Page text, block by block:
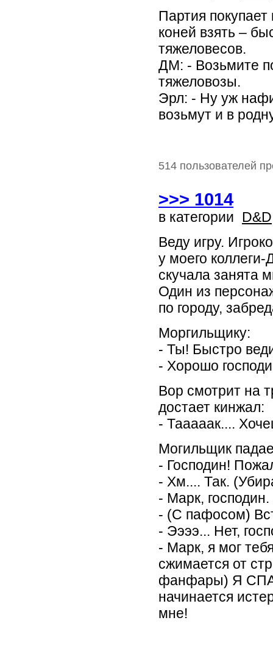
Партия
коней взять –
тяжеловесов.
ДМ: - Возьмите
тяжеловозы.
Эрл: - Ну уж
возьмут и в
514 пользователей
>>> 1014
в категории D&D
Веду игру.
у моего
скучала занята
Один из
по городу,
Моргильщику:
- Ты! Быстро
- Хорошо
Вор смотрит на
достает кинжал:
- Тааааак....
Могильщик
- Господин!
- Хм.... Так.
- Марк, господин.
- (С пафосом)
- Ээээ... Нет,
- Марк, я мог
сжимается от
фанфары) Я
начинается
мне!